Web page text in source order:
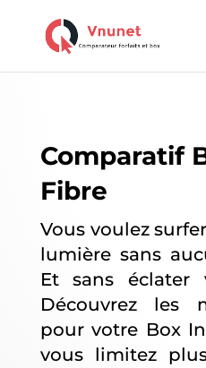
Comparatif
Fibre
Vous voulez
lumière sans
Et sans éclater
Découvrez les
pour votre Box
vous limitez